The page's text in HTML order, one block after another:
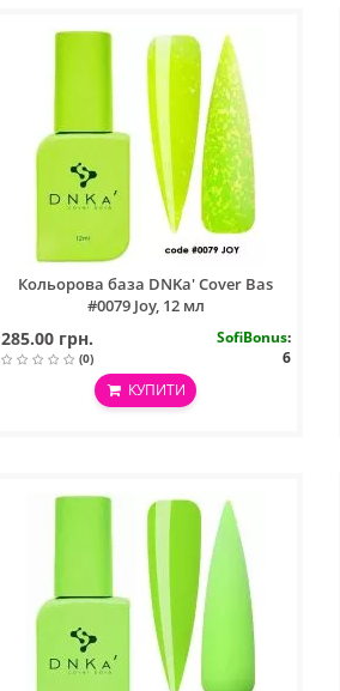
Кольорова база DNKa' Cover Bas
#0079 Joy, 12 мл
285.00 грн.
(0)
SofiBonus:
6
КУПИТИ